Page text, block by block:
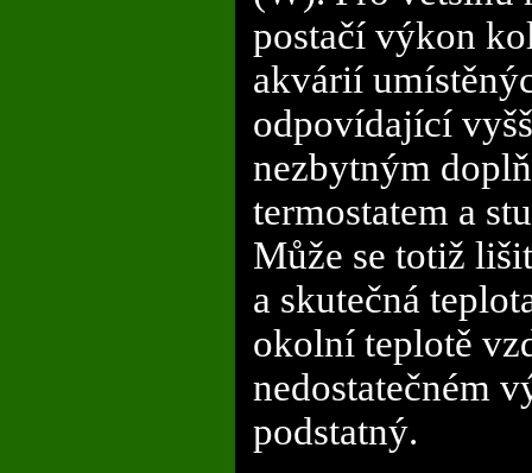
postačí výkon
akvárií
odpovídající
nezbytným
termostatem a
Může se totiž
a skutečná
okolní teplotě
nedostatečném
podstatný.